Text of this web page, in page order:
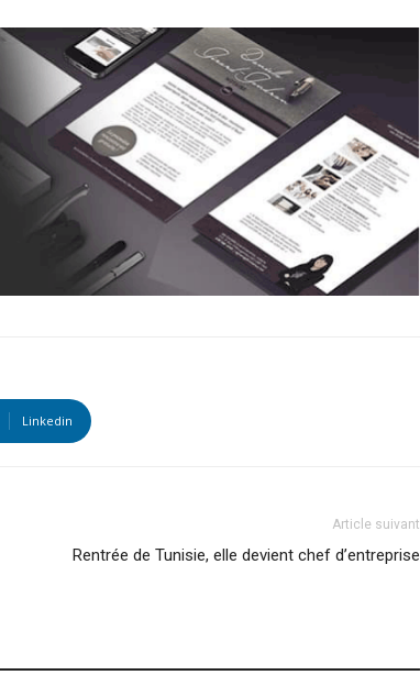
Linkedin
Article suivant
Rentrée de Tunisie, elle devient chef d’entreprise